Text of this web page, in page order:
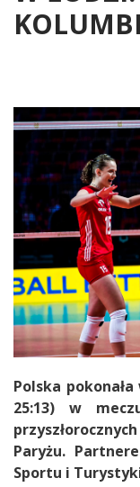
Polska
25:13) w
Paryżu.
Sportu i